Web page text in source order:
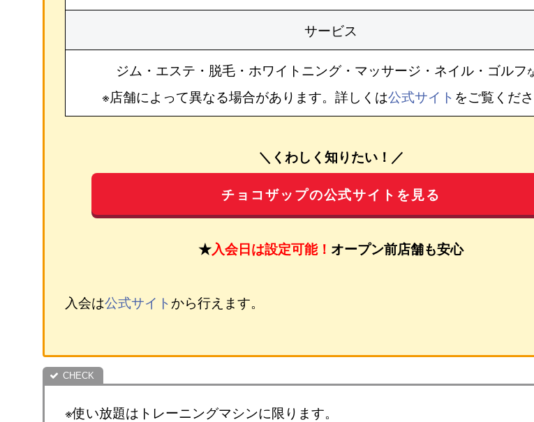
サービス
ジム・エステ・脱毛・ホワイトニング・マッサージ・ネイル・ゴルフ
※店舗によって異なる場合があります。詳しくは公式サイト をご覧くださ
＼くわしく知りたい！／
チョコザップの公式サイトを見る
★入会日は設定可能！ オープン前店舗も安心
入会は公式サイトから行えます。
※使い放題はトレーニングマシンに限ります。